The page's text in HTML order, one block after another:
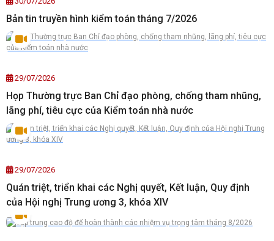
Bản tin truyền hình kiểm toán tháng 7/2026
29/07/2026
Họp Thường trực Ban Chỉ đạo phòng, chống tham nhũng,
lãng phí, tiêu cực của Kiểm toán nhà nước
29/07/2026
Quán triệt, triển khai các Nghị quyết, Kết luận, Quy định
của Hội nghị Trung ương 3, khóa XIV